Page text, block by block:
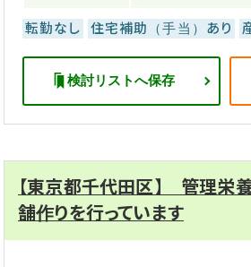
転勤なし 住宅補助（手当）あり
検討リストへ保存
【東京都千代田区】 管理栄
舗作りを行っています